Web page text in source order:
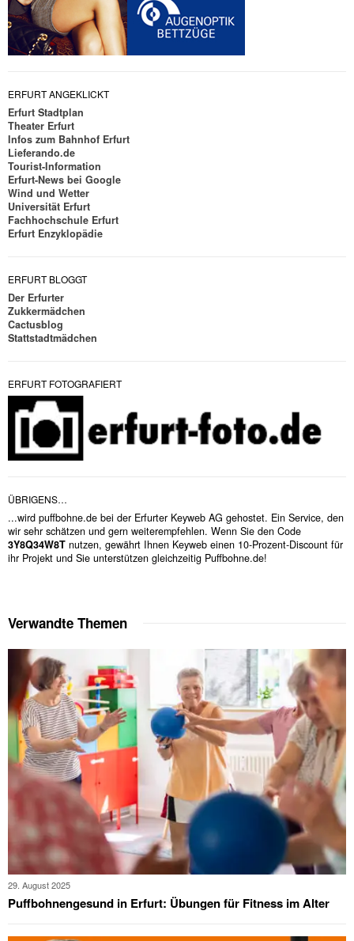
ERFURT ANGEKLICKT
Erfurt Stadtplan
Theater Erfurt
Infos zum Bahnhof Erfurt
Lieferando.de
Tourist-Information
Erfurt-News bei Google
Wind und Wetter
Universität Erfurt
Fachhochschule Erfurt
Erfurt Enzyklopädie
ERFURT BLOGGT
Der Erfurter
Zukkermädchen
Cactusblog
Stattstadtmädchen
ERFURT FOTOGRAFIERT
ÜBRIGENS…
...wird puffbohne.de bei der Erfurter Keyweb AG gehostet. Ein Service, den
wir sehr schätzen und gern weiterempfehlen. Wenn Sie den Code
3Y8Q34W8T nutzen, gewährt Ihnen Keyweb einen 10-Prozent-Discount für
ihr Projekt und Sie unterstützen gleichzeitig Puffbohne.de!
Verwandte Themen
29. August 2025
Puffbohnengesund in Erfurt: Übungen für Fitness im Alter